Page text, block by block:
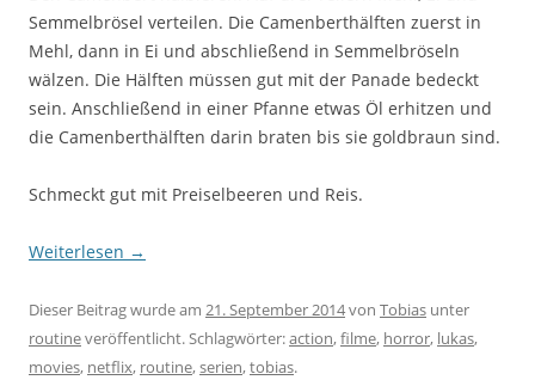
Semmelbrösel verteilen. Die Camenberthälften zuerst in
Mehl, dann in Ei und abschließend in Semmelbröseln
wälzen. Die Hälften müssen gut mit der Panade bedeckt
sein. Anschließend in einer Pfanne etwas Öl erhitzen und
die Camenberthälften darin braten bis sie goldbraun sind.
Schmeckt gut mit Preiselbeeren und Reis.
Weiterlesen →
Dieser Beitrag wurde am 21. September 2014von Tobias unter
routineveröffentlicht. Schlagwörter:action,filme, horror, lukas,
movies, netflix, routine,serien,tobias.